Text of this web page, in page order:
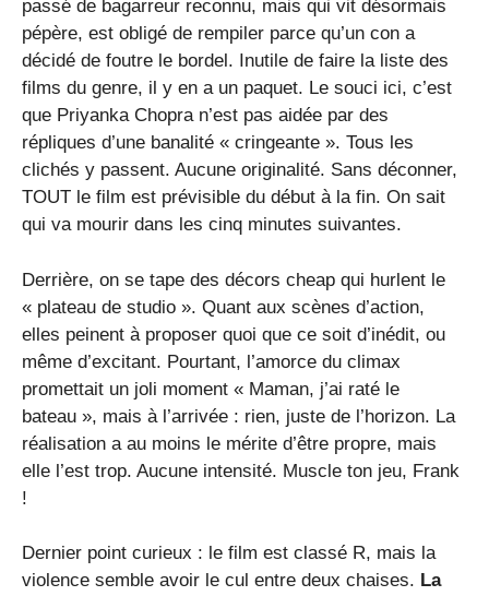
passé de bagarreur reconnu, mais qui vit désormais
pépère, est obligé de rempiler parce qu’un con a
décidé de foutre le bordel. Inutile de faire la liste des
films du genre, il y en a un paquet. Le souci ici, c’est
que Priyanka Chopra n’est pas aidée par des
répliques d’une banalité « cringeante ». Tous les
clichés y passent. Aucune originalité. Sans déconner,
TOUT le film est prévisible du début à la fin. On sait
qui va mourir dans les cinq minutes suivantes.
Derrière, on se tape des décors cheap qui hurlent le
« plateau de studio ». Quant aux scènes d’action,
elles peinent à proposer quoi que ce soit d’inédit, ou
même d’excitant. Pourtant, l’amorce du climax
promettait un joli moment « Maman, j’ai raté le
bateau », mais à l’arrivée : rien, juste de l’horizon. La
réalisation a au moins le mérite d’être propre, mais
elle l’est trop. Aucune intensité. Muscle ton jeu, Frank
!
Dernier point curieux : le film est classé R, mais la
violence semble avoir le cul entre deux chaises. La